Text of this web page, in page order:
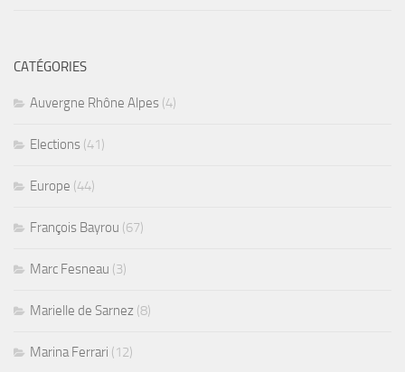
CATÉGORIES
Auvergne Rhône Alpes (4)
Elections (41)
Europe (44)
François Bayrou (67)
Marc Fesneau (3)
Marielle de Sarnez (8)
Marina Ferrari (12)